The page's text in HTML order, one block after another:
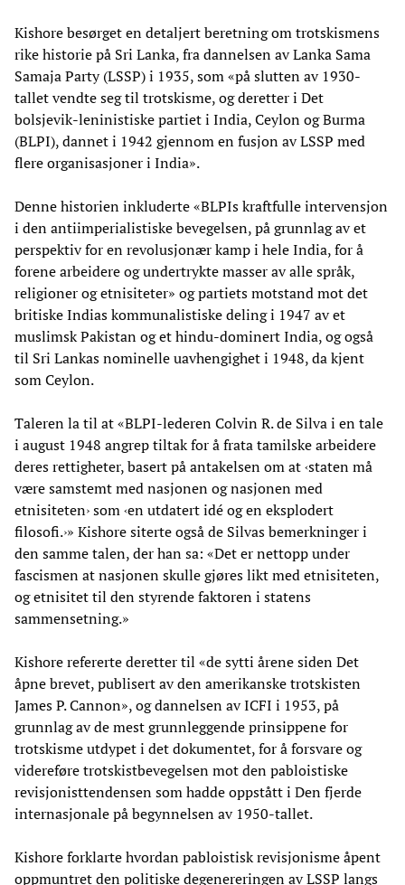
Kishore besørget en detaljert beretning om trotskismens
rike historie på Sri Lanka, fra dannelsen av Lanka Sama
Samaja Party (LSSP) i 1935, som «på slutten av 1930-
tallet vendte seg til trotskisme, og deretter i Det
bolsjevik-leninistiske partiet i India, Ceylon og Burma
(BLPI), dannet i 1942 gjennom en fusjon av LSSP med
flere organisasjoner i India».
Denne historien inkluderte «BLPIs kraftfulle intervensjon
i den antiimperialistiske bevegelsen, på grunnlag av et
perspektiv for en revolusjonær kamp i hele India, for å
forene arbeidere og undertrykte masser av alle språk,
religioner og etnisiteter» og partiets motstand mot det
britiske Indias kommunalistiske deling i 1947 av et
muslimsk Pakistan og et hindu-dominert India, og også
til Sri Lankas nominelle uavhengighet i 1948, da kjent
som Ceylon.
Taleren la til at «BLPI-lederen Colvin R. de Silva i en tale
i august 1948 angrep tiltak for å frata tamilske arbeidere
deres rettigheter, basert på antakelsen om at ‹staten må
være samstemt med nasjonen og nasjonen med
etnisiteten› som ‹en utdatert idé og en eksplodert
filosofi.›» Kishore siterte også de Silvas bemerkninger i
den samme talen, der han sa: «Det er nettopp under
fascismen at nasjonen skulle gjøres likt med etnisiteten,
og etnisitet til den styrende faktoren i statens
sammensetning.»
Kishore refererte deretter til «de sytti årene siden Det
åpne brevet, publisert av den amerikanske trotskisten
James P. Cannon», og dannelsen av ICFI i 1953, på
grunnlag av de mest grunnleggende prinsippene for
trotskisme utdypet i det dokumentet, for å forsvare og
videreføre trotskistbevegelsen mot den pabloistiske
revisjonisttendensen som hadde oppstått i Den fjerde
internasjonale på begynnelsen av 1950-tallet.
Kishore forklarte hvordan pabloistisk revisjonisme åpent
oppmuntret den politiske degenereringen av LSSP langs